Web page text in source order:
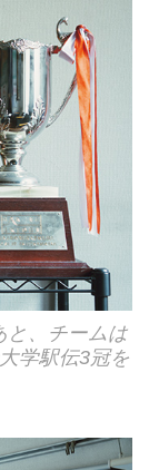
と、チームは
学駅伝3冠を